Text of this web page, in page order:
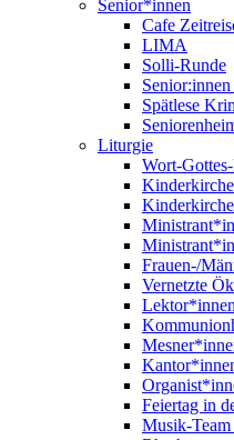
Senior*innen
Cafe
LIMA
Solli-Runde
Spätlese
Liturgie
Wort-
Frauen-/
Vernetzte
Lektor*innen
Feiertag in
Musik-